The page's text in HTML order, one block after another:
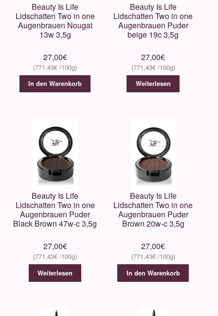
Beauty Is Life
Lidschatten Two in one
Augenbrauen Nougat
13w 3,5g
27,00€
771,43€
In den Warenkorb
Beauty Is Life
Lidschatten Two in one
Augenbrauen Puder
beige 19c 3,5g
27,00€
771,43€
Weiterlesen
Beauty Is Life
Lidschatten Two in one
Augenbrauen Puder
Black Brown 47w-c 3,5g
27,00€
771,43€
Weiterlesen
Beauty Is Life
Lidschatten Two in one
Augenbrauen Puder
Brown 20w-c 3,5g
27,00€
771,43€
In den Warenkorb